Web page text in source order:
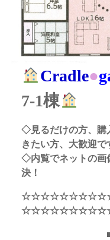
Cradle●
7-1棟
◇見るだけの方、購
きたい方、大歓迎で
◇内覧でネットの画
決！
■地震に強